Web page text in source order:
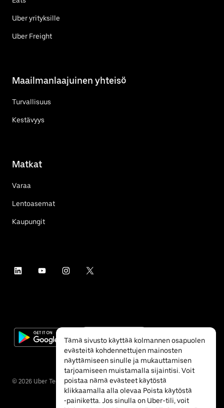
Uber yrityksille
Uber Freight
Maailmanlaajuinen yhteisö
Turvallisuus
Kestävyys
Matkat
Varaa
Lentoasemat
Kaupungit
© 2026 Uber Technologies Inc.
Tämä sivusto käyttää kolmannen osapuolen
evästeitä kohdennettujen mainosten
näyttämiseen sinulle ja mukauttamisen
tarjoamiseen muistamalla sijaintisi. Voit
poistaa nämä evästeet käytöstä
klikkaamalla alla olevaa Poista käytöstä
‐painiketta. Jos sinulla on Uber-tili, voit